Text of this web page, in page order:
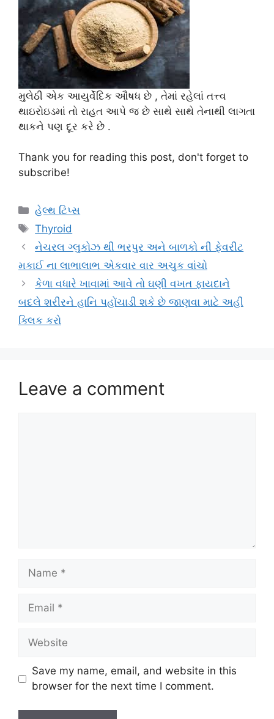
મુલેઠી એક આયુર્વેદિક ઔષધ છે , તેમાં રહેલાં તત્ત્વ
થાઇરોઇડમાં તો રાહત આપે જ છે સાથે સાથે તેનાથી લાગતા
થાકને પણ દૂર કરે છે .
Thank you for reading this post, don't forget to
subscribe!
Categories
હેલ્થ ટિપ્સ
Tags
Thyroid
નેચરલ ગ્લુકોઝ થી ભરપુર અને બાળકો ની ફેવરીટ
મકાઈ ના લાભાલાભ એકવાર વાર અચુક વાંચો
કેળા વધારે ખાવામાં આવે તો ઘણી વખત ફાયદાને
બદલે શરીરને હાનિ પહોંચાડી શકે છે જાણવા માટે અહી
ક્લિક કરો
Leave a comment
Name
Email
Website
Save my name, email, and website in this
browser for the next time I comment.